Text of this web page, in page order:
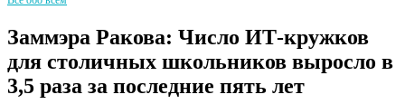
Заммэра Ракова: Число ИТ-кружков
для столичных школьников выросло в
3,5 раза за последние пять лет